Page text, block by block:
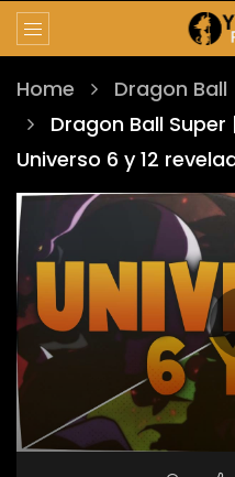
Home Dragon Ball
Dragon Ball Super
Universo 6 y 12